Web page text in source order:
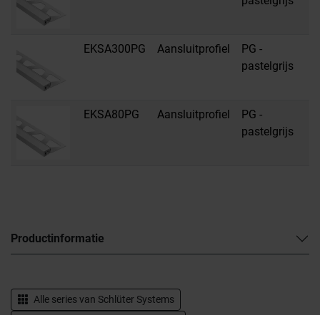
EKSA300PG Aansluitprofiel
PG -
pastelgrijs
EKSA80PG Aansluitprofiel
PG -
pastelgrijs
Productinformatie
Alle series van Schlüter Systems